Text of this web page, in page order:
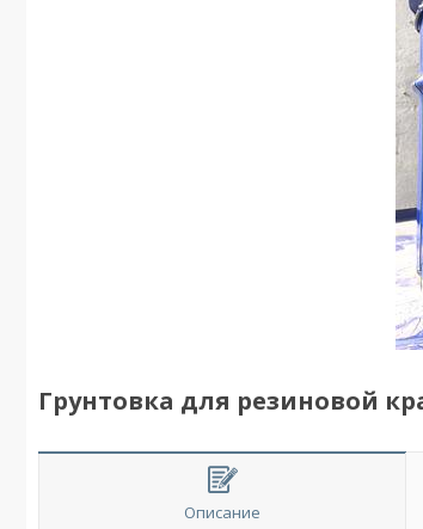
Грунтовка для резиновой
Описание